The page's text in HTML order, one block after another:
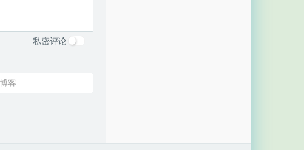
私密评论